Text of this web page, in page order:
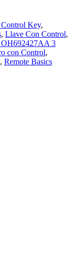
Key,
, Llave Con Control,
3
con Control,
, Remote Basics